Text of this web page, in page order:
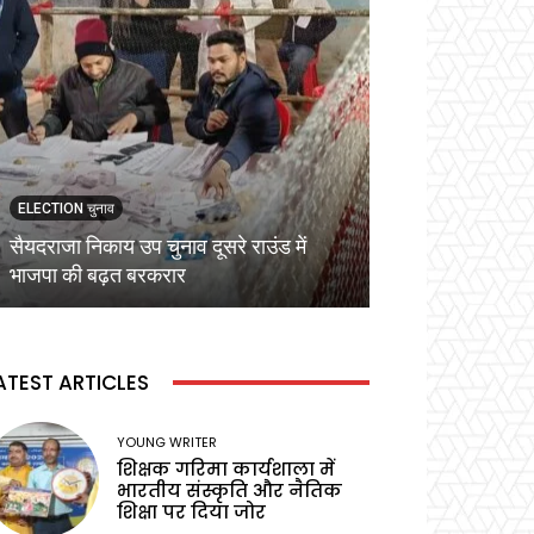
ELECTION चुनाव
सैयदराजा निकाय उप चुनाव दूसरे राउंड में
भाजपा की बढ़त बरकरार
ARTICLES
YOUNG WRITER
शिक्षक गरिमा कार्यशाला में
भारतीय संस्कृति और नैतिक
शिक्षा पर दिया जोर